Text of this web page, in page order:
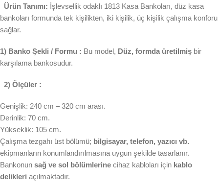
Ürün Tanımı: İşlevsellik odaklı 1813 Kasa Bankoları, düz kasa
bankoları formunda tek kişilikten, iki kişilik, üç kişilik çalışma konforu
sağlar.
1) Banko Şekli / Formu : Bu model, Düz, formda üretilmiş bir
karşılama bankosudur.
2) Ölçüler :
Genişlik: 240 cm – 320 cm arası.
Derinlik: 70 cm.
Yükseklik: 105 cm.
Çalışma tezgahı üst bölümü; bilgisayar, telefon, yazıcı vb.
ekipmanların konumlandırılmasına uygun şekilde tasarlanır.
Bankonun sağ ve sol bölümlerine cihaz kabloları için kablo
delikleri açılmaktadır.